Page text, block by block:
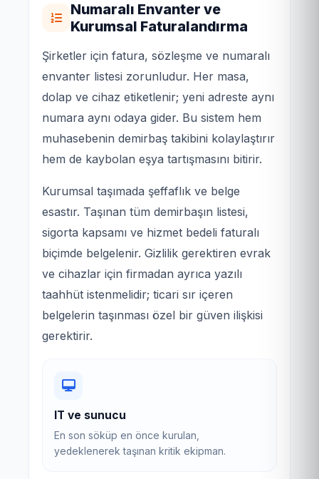
Numaralı Envanter ve
Kurumsal Faturalandırma
Şirketler için fatura, sözleşme ve numaralı
envanter listesi zorunludur. Her masa,
dolap ve cihaz etiketlenir; yeni adreste aynı
numara aynı odaya gider. Bu sistem hem
muhasebenin demirbaş takibini kolaylaştırır
hem de kaybolan eşya tartışmasını bitirir.
Kurumsal taşımada şeffaflık ve belge
esastır. Taşınan tüm demirbaşın listesi,
sigorta kapsamı ve hizmet bedeli faturalı
biçimde belgelenir. Gizlilik gerektiren evrak
ve cihazlar için firmadan ayrıca yazılı
taahhüt istenmelidir; ticari sır içeren
belgelerin taşınması özel bir güven ilişkisi
gerektirir.
IT ve sunucu
En son söküp en önce kurulan,
yedeklenerek taşınan kritik ekipman.